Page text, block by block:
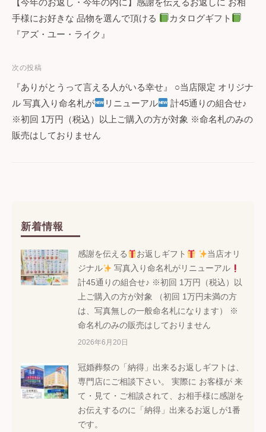
稿
ナ
ゲ
ー
シ
【今年のお返し・今年の内に】感謝を伝えるお返しに お相
手様にお好きな 品物を選んで頂ける
カタログギフト
『アズ・ユー・ライク』
次の投稿
『ありがとうって言える人がいる幸せ』 ○当店限定 オリジナ
ル 写真入り命名札が
リニューアル
計45通りの組合せ♪
※初回 1万円（税込）以上ご購入の方が対象 ※命名札のみの
販売はしておりません
新着情報
感謝を伝える お返しギフト
当店オリ
ジナル
写真入り命名札がリニューアル
計45通りの組合せ♪ ※初回 1万円（税込）以
上ご購入の方が対象 （初回 1万円未満の方
は、写真無しの一般命名札になります） ※
命名札のみの販売はしておりません
2026年6月20日
冠婚葬祭の「納得」出来るお返しギフトは、
専門店にご相談下さい。 実際に お客様が 来
て・見て・ご相談されて、お相手様に感謝を
お伝えするのに「納得」出来るお返しが1番
です。